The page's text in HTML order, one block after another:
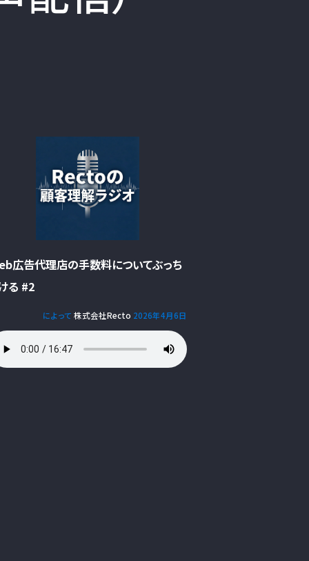
広告代理店の手数料についてぶっち
る #2
によって株式会社Recto 2026年4月6日